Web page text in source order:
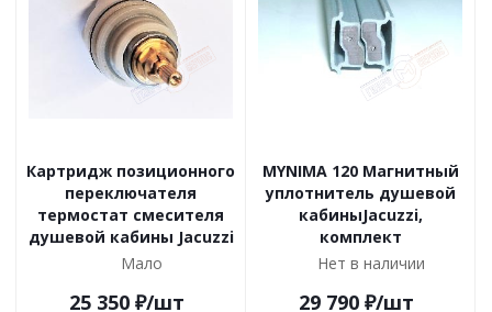
Картридж позиционного
переключателя
термостат смесителя
душевой кабины Jacuzzi
Мало
25 350 ₽/шт
MYNIMA 120 Магнитный
уплотнитель душевой
кабиныJacuzzi,
комплект
Нет в наличии
29 790 ₽/шт